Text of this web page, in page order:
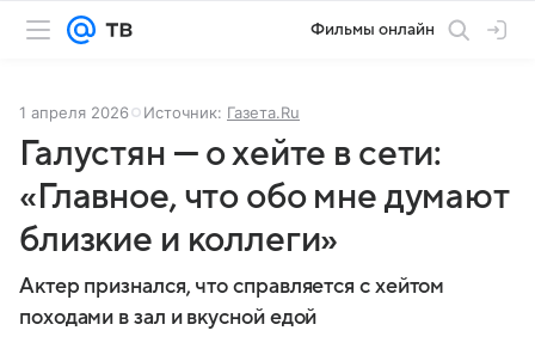
Фильмы онлайн
1 апреля 2026 Источник: Газета.Ru
Галустян — о хейте в сети:
«Главное, что обо мне думают
близкие и коллеги»
Актер признался, что справляется с хейтом
походами в зал и вкусной едой